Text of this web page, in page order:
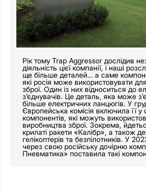
Рік тому Trap Aggressor дослідив
діяльність цієї компанії, і наші
ще більше деталей… а саме
які росія може використовувати
зброї. Один із них відноситься до
зʼєднувачів. Це деталь, яка може
більше електричних ланцюгів. У
Європейська комісія включила її у
компонентів, які можуть
виробництва зброї. Зокрема,
крилаті ракети «Калібр», а також
гелікоптерів та безпілотників. У
через свою російську дочірню
Пневматика» поставила такі